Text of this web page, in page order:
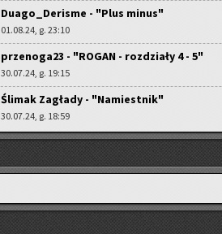
Duago_Derisme - "Plus minus"
01.08.24, g. 23:10
przenoga23 - "ROGAN - rozdziały 4 - 5"
30.07.24, g. 19:15
Ślimak Zagłady - "Namiestnik"
30.07.24, g. 18:59